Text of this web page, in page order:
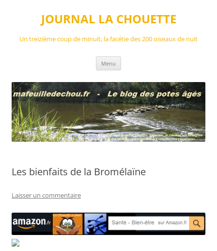
JOURNAL LA CHOUETTE
Un treizième coup de minuit, la facétie des 200 oiseaux de nuit
Menu
Les bienfaits de la Bromélaïne
Laisser un commentaire